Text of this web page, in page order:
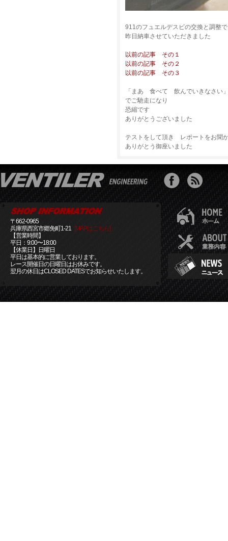
911のフュエルデスビの交換と調整
昨日納車させていただきました
以前の記事 その１
以前の記事 その２
以前の記事 その３
「まあ 食べて 飲んでいきなさい
でご馳走になり
恐縮です
ありがとうございました
テストをして頂き レポートをお聞
ありがとう御座いました
〒662-0965
兵庫県西宮市郷免町1-21 [MAPはこちら]
【営業時間】
平日：9:00〜18:00
【休業日】日曜日
平日は基本的に営業しております。
レース開催日の日曜日はお休みです。
翌月の休日はCLOSED DATESでお知らせいたします。